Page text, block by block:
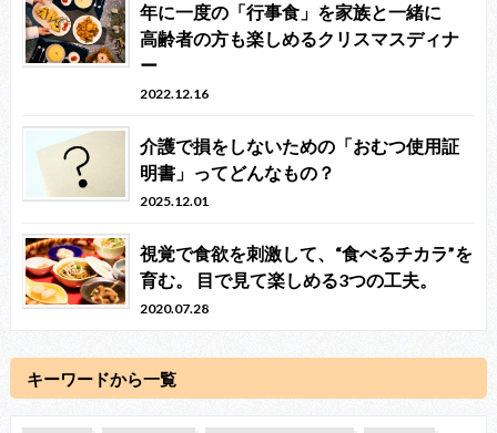
年に一度の「行事食」を家族と一緒に
高齢者の方も楽しめるクリスマスディナ
ー
2022.12.16
介護で損をしないための「おむつ使用証
明書」ってどんなもの？
2025.12.01
視覚で食欲を刺激して、“食べるチカラ”を
育む。 目で見て楽しめる3つの工夫。
2020.07.28
キーワードから一覧